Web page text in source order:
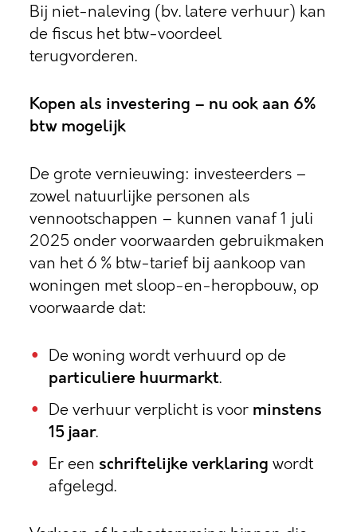
Bij niet-naleving (bv. latere verhuur) kan
de fiscus het btw-voordeel
terugvorderen.
Kopen als investering – nu ook aan 6%
btw mogelijk
De grote vernieuwing: investeerders –
zowel natuurlijke personen als
vennootschappen – kunnen vanaf 1 juli
2025 onder voorwaarden gebruikmaken
van het 6 % btw-tarief bij aankoop van
woningen met sloop‑en‑heropbouw, op
voorwaarde dat:
De woning wordt verhuurd op de
particuliere huurmarkt.
De verhuur verplicht is voor minstens
15 jaar.
Er een schriftelijke verklaring wordt
afgelegd.